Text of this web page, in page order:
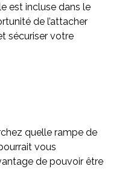
est incluse dans le
de l’attacher
sécuriser votre
quelle rampe de
vous
de pouvoir être